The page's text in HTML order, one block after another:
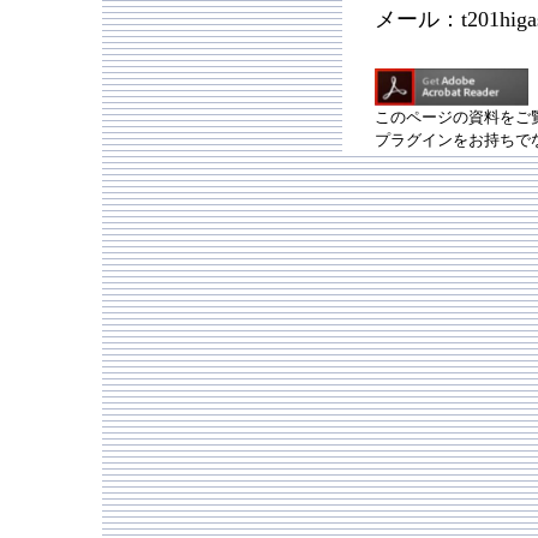
メール：
このページの資料をご
プラグインをお持ちで